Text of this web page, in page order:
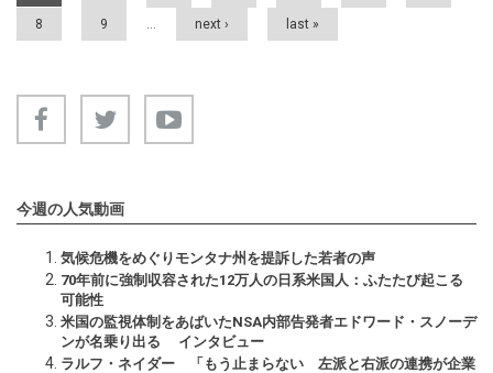
8 9 … next › last »
今週の人気動画
気候危機をめぐりモンタナ州を提訴した若者の声
70年前に強制収容された12万人の日系米国人：ふたたび起こる
可能性
米国の監視体制をあばいたNSA内部告発者エドワード・スノーデ
ンが名乗り出る インタビュー
ラルフ・ネイダー 「もう止まらない 左派と右派の連携が企業